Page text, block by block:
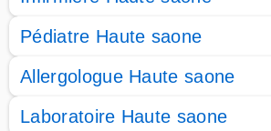
Pédiatre Haute saone
Allergologue Haute saone
Laboratoire Haute saone